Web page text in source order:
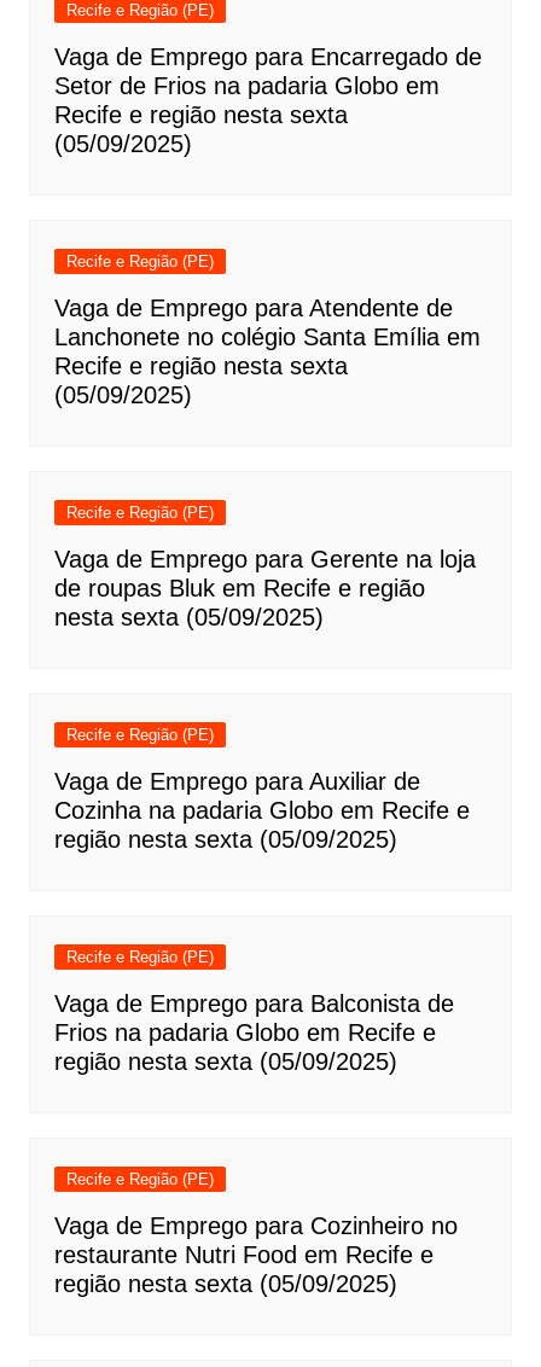
Recife e Região (PE)
Vaga de Emprego para Encarregado de
Setor de Frios na padaria Globo em
Recife e região nesta sexta
(05/09/2025)
Recife e Região (PE)
Vaga de Emprego para Atendente de
Lanchonete no colégio Santa Emília em
Recife e região nesta sexta
(05/09/2025)
Recife e Região (PE)
Vaga de Emprego para Gerente na loja
de roupas Bluk em Recife e região
nesta sexta (05/09/2025)
Recife e Região (PE)
Vaga de Emprego para Auxiliar de
Cozinha na padaria Globo em Recife e
região nesta sexta (05/09/2025)
Recife e Região (PE)
Vaga de Emprego para Balconista de
Frios na padaria Globo em Recife e
região nesta sexta (05/09/2025)
Recife e Região (PE)
Vaga de Emprego para Cozinheiro no
restaurante Nutri Food em Recife e
região nesta sexta (05/09/2025)